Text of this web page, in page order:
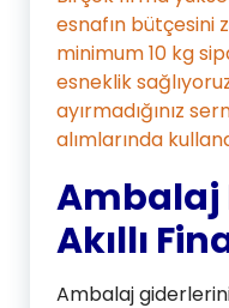
esnafın bütçesini
minimum 10 kg
esneklik
ayırmadığınız
alımlarında
Ambalaj
Akıllı
Ambalaj